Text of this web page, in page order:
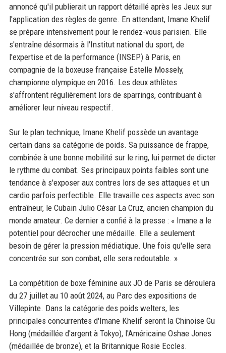
annoncé qu'il publierait un rapport détaillé après les Jeux sur
l'application des règles de genre. En attendant, Imane Khelif
se prépare intensivement pour le rendez-vous parisien. Elle
s'entraîne désormais à l'Institut national du sport, de
l'expertise et de la performance (INSEP) à Paris, en
compagnie de la boxeuse française Estelle Mossely,
championne olympique en 2016. Les deux athlètes
s'affrontent régulièrement lors de sparrings, contribuant à
améliorer leur niveau respectif.
Sur le plan technique, Imane Khelif possède un avantage
certain dans sa catégorie de poids. Sa puissance de frappe,
combinée à une bonne mobilité sur le ring, lui permet de dicter
le rythme du combat. Ses principaux points faibles sont une
tendance à s'exposer aux contres lors de ses attaques et un
cardio parfois perfectible. Elle travaille ces aspects avec son
entraîneur, le Cubain Julio César La Cruz, ancien champion du
monde amateur. Ce dernier a confié à la presse : « Imane a le
potentiel pour décrocher une médaille. Elle a seulement
besoin de gérer la pression médiatique. Une fois qu'elle sera
concentrée sur son combat, elle sera redoutable. »
La compétition de boxe féminine aux JO de Paris se déroulera
du 27 juillet au 10 août 2024, au Parc des expositions de
Villepinte. Dans la catégorie des poids welters, les
principales concurrentes d'Imane Khelif seront la Chinoise Gu
Hong (médaillée d'argent à Tokyo), l'Américaine Oshae Jones
(médaillée de bronze), et la Britannique Rosie Eccles.